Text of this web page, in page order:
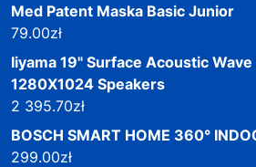
Med Patent Maska Basic Junior
79.00zł
Iiyama 19" Surface Acoustic
1280X1024 Speakers
2 395.70zł
BOSCH SMART HOME 360°
299.00zł